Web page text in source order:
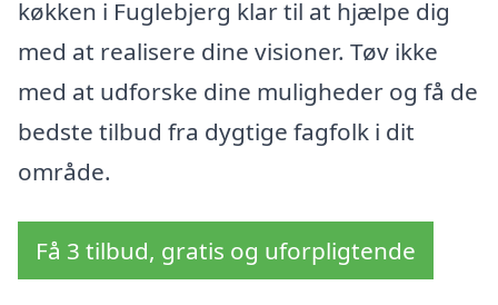
køkken i Fuglebjerg klar til at hjælpe dig
med at realisere dine visioner. Tøv ikke
med at udforske dine muligheder og få de
bedste tilbud fra dygtige fagfolk i dit
område.
Få 3 tilbud, gratis og uforpligtende